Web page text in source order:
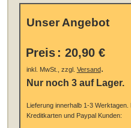
Unser Angebot
Preis : 20,90 €
inkl. MwSt., zzgl. Versand.
Nur noch 3 auf Lager.
Lieferung innerhalb 1-3 Werktagen.
Kreditkarten und Paypal Kunden: